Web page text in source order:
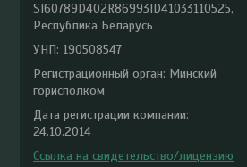
SI60789D402R86993ID41033110525,
Республика Беларусь
УНП: 190508547
Регистрационный орган: Минский
горисполком
Дата регистрации компании:
24.10.2014
Ссылка на свидетельство/лицензию